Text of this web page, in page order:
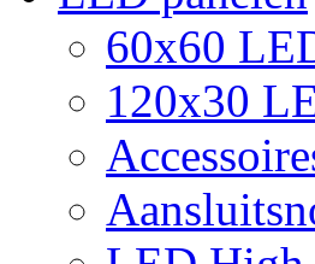
60x60
120x30